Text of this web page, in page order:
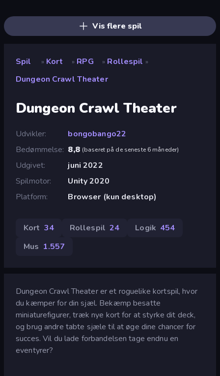
Vis flere spil
Spil » Kort » RPG » Rollespil »
Dungeon Crawl Theater
Dungeon Crawl Theater
Udvikler
bongobango22
Bedømmelse 8,8 (baseret på de seneste 6 måneder)
Udgivet
juni 2022
Spilmotor
Unity 2020
Platform
Browser (kun desktop)
Kort 34 Rollespil 24 Logik 454
Mus 1.557
Dungeon Crawl Theater er et roguelike kortspil, hvor
du kæmper for din sjæl. Bekæmp besatte
miniaturefigurer, træk nye kort for at styrke dit deck,
og brug andre tabte sjæle til at øge dine chancer for
succes. Vil du lade forbandelsen tage endnu en
eventyrer?